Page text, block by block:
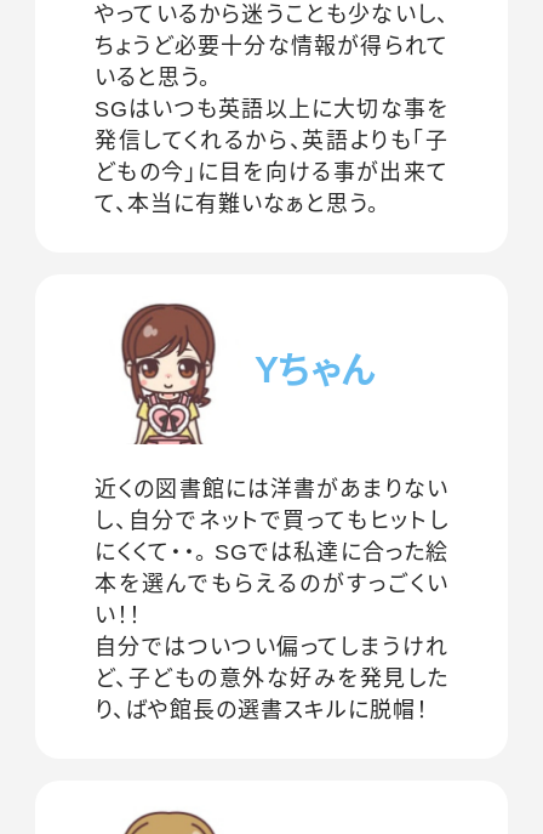
やっているから迷うことも少ないし、
ちょうど必要十分な情報が得られて
いると思う。
SGはいつも英語以上に大切な事を
発信してくれるから、英語よりも｢子
どもの今｣に目を向ける事が出来て
て、本当に有難いなぁと思う。
Yちゃん
近くの図書館には洋書があまりない
し、自分でネットで買ってもヒットし
にくくて・・。 SGでは私達に合った絵
本を選んでもらえるのがすっごくい
い！！
自分ではついつい偏ってしまうけれ
ど、子どもの意外な好みを発見した
り、ばや館長の選書スキルに脱帽！